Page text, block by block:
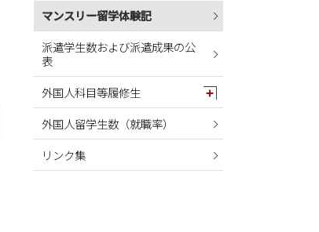
2024年04月
2024年03月
2024年02月
2024年01月
2023年12月
2023年11月
2023年10月
マンスリー留学体験記
派遣学生数および派遣成果の公
表
外国人科目等履修生
外国人留学生数（就職率）
リンク集